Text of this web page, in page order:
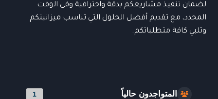
لضمان تنفيذ مشاريعكم بدقة واحترافية وفي الوقت
المحدد، مع تقديم أفضل الحلول التي تناسب ميزانيتكم
وتلبي كافة متطلباتكم.
المتواجدون حالياً 1